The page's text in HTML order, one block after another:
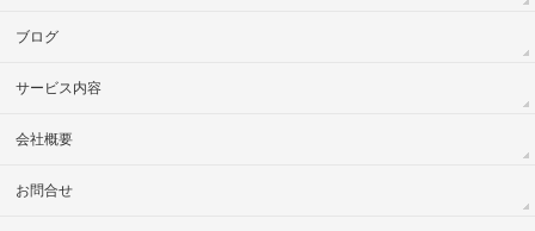
ブログ
サービス内容
会社概要
お問合せ